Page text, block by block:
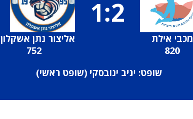
מכבי אילת
820
1:2
אליצור נתן אשקלון 1
752
שופט: יניב ינובסקי (שופט ראשי)